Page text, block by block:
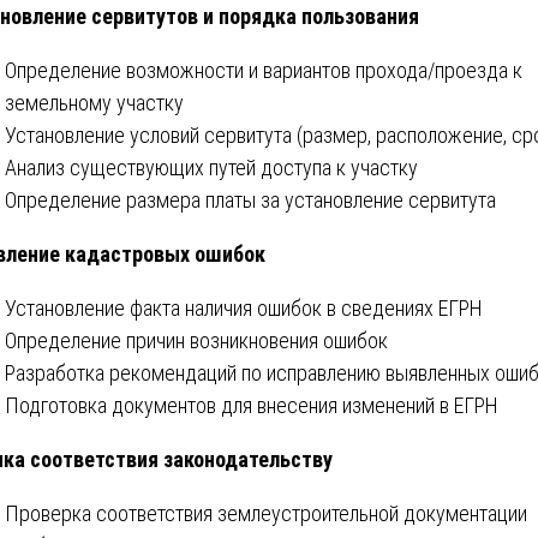
сервитутов и порядка пользования
Определение возможности и вариантов прохода/проезда к
земельному участку
Установление условий сервитута (размер, расположение,
Анализ существующих путей доступа к участку
Определение размера платы за установление сервитута
кадастровых ошибок
Установление факта наличия ошибок в сведениях ЕГРН
Определение причин возникновения ошибок
Разработка рекомендаций по исправлению выявленных
Подготовка документов для внесения изменений в ЕГРН
соответствия законодательству
Проверка соответствия землеустроительной документации